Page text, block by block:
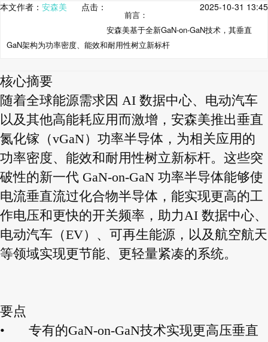
本文作者： 安森美 点击： 2025-10-31 13:45
前言：
安森美基于全新GaN-on-GaN技术，其垂直
GaN架构为功率密度、能效和耐用性树立新标杆
核心摘要
随着全球能源需求因 AI 数据中心、电动汽车
以及其他高能耗应用而激增，安森美推出垂直
氮化镓（vGaN）功率半导体，为相关应用的
功率密度、能效和耐用性树立新标杆。这些突
破性的新一代 GaN-on-GaN 功率半导体能够使
电流垂直流过化合物半导体，能实现更高的工
作电压和更快的开关频率，助力AI 数据中心、
电动汽车（EV）、可再生能源，以及航空航天
等领域实现更节能、更轻量紧凑的系统。
要点
•
专有的GaN-on-GaN技术实现更高压垂直